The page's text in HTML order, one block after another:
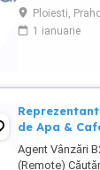
Companie
distribuția de
echipamente
Reprezentanți
Ploiesti,
1 ianuarie
de Apa &
Agent Vânzări
(Remote)